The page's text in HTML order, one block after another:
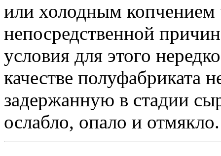
или холодным копчением
непосредственной
условия для этого
качестве полуфабриката
задержанную в стадии
ослабло, опало и отмякло.